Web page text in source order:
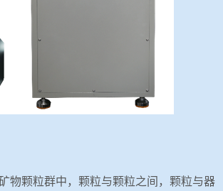
物颗粒群中，颗粒与颗粒之间，颗粒与器